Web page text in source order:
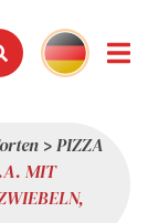
>PIZZA
MIT